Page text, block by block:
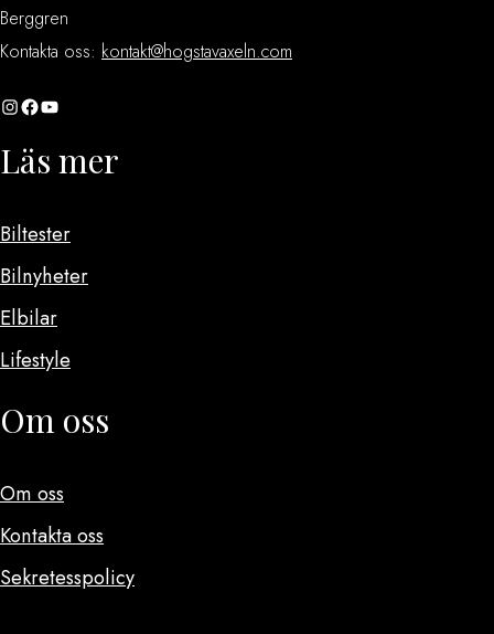
Berggren
Kontakta oss: kontakt@hogstavaxeln.com
InstagramFacebook YouTube
Läs mer
Biltester
Bilnyheter
Elbilar
Lifestyle
Om oss
Om oss
Kontakta oss
Sekretesspolicy